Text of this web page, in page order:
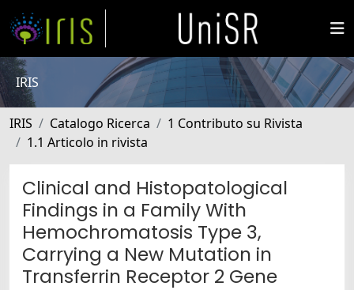
IRIS
IRIS Catalogo Ricerca
1 Contributo su Rivista
1.1 Articolo in rivista
Clinical and Histopatological
Findings in a Family With
Hemochromatosis Type 3,
Carrying a New Mutation in
Transferrin Receptor 2 Gene